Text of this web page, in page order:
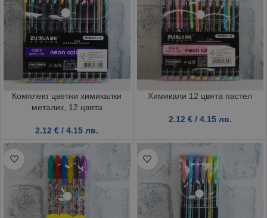
Комплект цветни химикалки
металик, 12 цвята
2.12€ / 4.15 лв.
Химикали 12 цвята пастел
2.12 € / 4.15 лв.